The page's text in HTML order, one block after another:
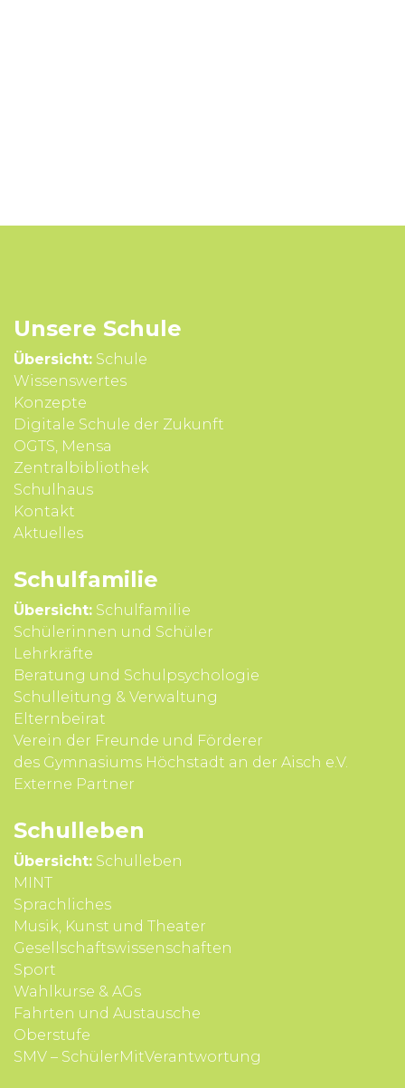
Unsere Schule
Übersicht: Schule
Wissens­wertes
Konzepte
Digitale Schule der Zukunft
OGTS, Mensa
Zentralbibliothek
Schulhaus
Kontakt
Aktuelles
Schul­familie
Übersicht: Schulfamilie
Schülerinnen und Schüler
Lehrkräfte
Beratung und Schul­psycho­logie
Schul­leitung & Verwal­tung
Eltern­beirat
Verein der Freunde und Förderer
des Gymnasiums Höchstadt an der Aisch e.V.
Externe Partner
Schul­leben
Übersicht: Schulleben
MINT
Sprach­liches
Musik, Kunst und Theater
Gesell­schafts­wissen­schaften
Sport
Wahl­kurse & AGs
Fahrten und Aus­tausche
Ober­stufe
SMV – SchülerMitVerantwortung